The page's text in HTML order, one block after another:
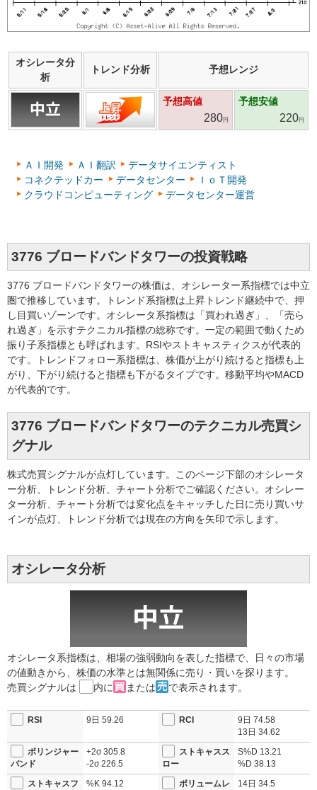
オシレータ分
析
トレンド分析 予想レンジ
予想高値
280円
予想安値
220円
ＡＩ開発 ＡＩ翻訳
データサイエンティスト
コネクテッドカー
データセンター
ＩｏＴ開発
クラウドコンピューティング
データセンター運営
3776 ブロードバンドタワーの投資戦略
3776 ブロードバンドタワーの株価は、オシレーター系指標では中立
圏で推移しています。トレンド系指標は上昇トレンド継続中で、押
し目買いゾーンです。オシレータ系指標は「買われ過ぎ」、「売ら
れ過ぎ」を示すテクニカル指標の総称です。一定の範囲で動くため
振り子系指標とも呼ばれます。RSIやストキャスティクスが代表的
です。トレンドフォロー系指標は、株価が上がり続けると指標も上
がり、下がり続けると指標も下がるタイプです。移動平均やMACD
が代表的です。
3776 ブロードバンドタワーのテクニカル売買シ
グナル
株式売買シグナルが点灯しています。このページ下部のオシレータ
ー分析、トレンド分析、チャート分析でご確認ください。オシレー
ター分析、チャート分析では変化点をキャッチした日に売り買いサ
インが点灯、トレンド分析では現在の方向を矢印で示します。
オシレータ分析
オシレータ系指標は、相場の強弱動向を表した指標で、日々の市場
の値動きから、株価の水準とは無関係に売り・買いを探ります。
売買シグナルは
内に または で表示されます。
RSI 9日 59.26 RCI 9日 74.58
13日 34.62
ボリンジャー
バンド
+2σ305.8
-2σ226.5
ストキャスス
ロー
S%D 13.21
%D 38.13
ストキャスフ
%K 94.12 ボリュームレ 14日 34.5